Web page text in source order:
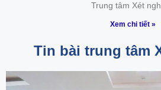
Trung tâm Xét
Xem chi tiết »
Tin bài trung tâm